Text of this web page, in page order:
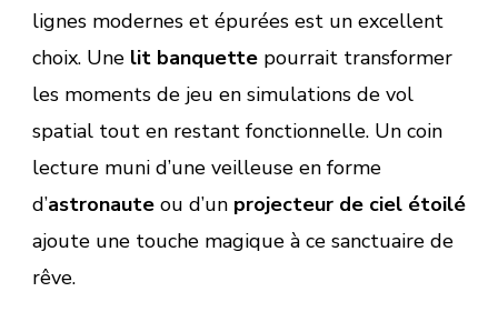
lignes modernes et épurées est un excellent
choix. Une lit banquette pourrait transformer
les moments de jeu en simulations de vol
spatial tout en restant fonctionnelle. Un coin
lecture muni d’une veilleuse en forme
d’astronaute ou d’un projecteur de ciel étoilé
ajoute une touche magique à ce sanctuaire de
rêve.